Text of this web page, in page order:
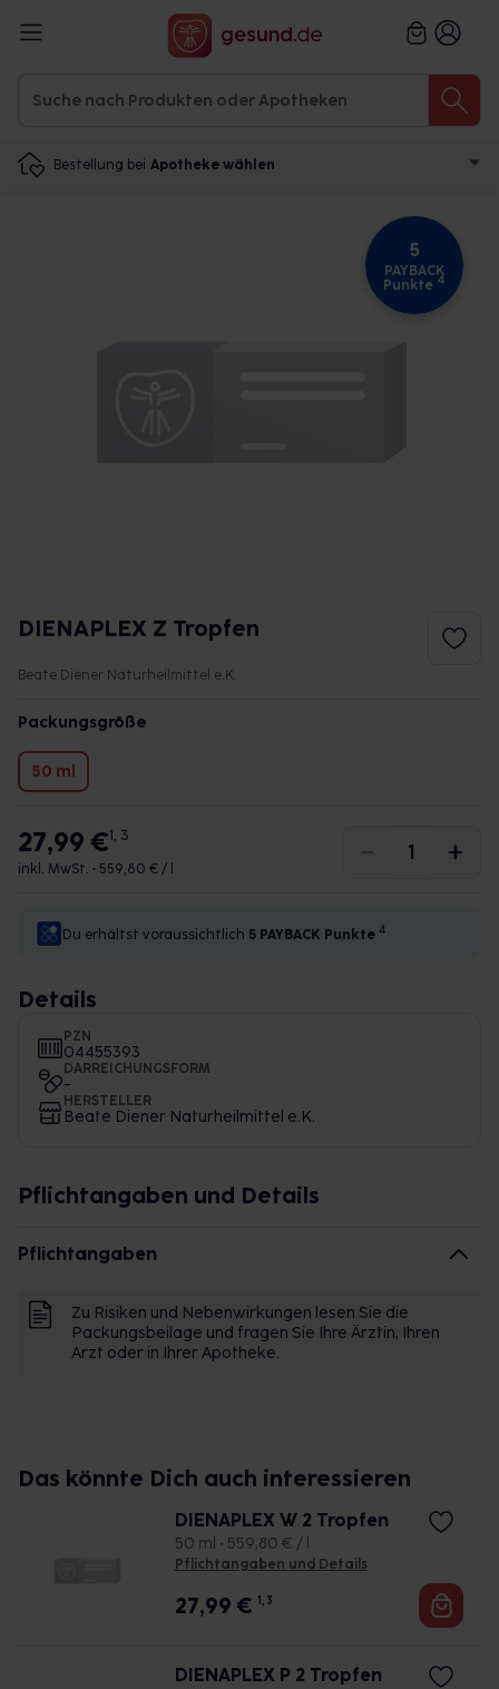
Bestellung bei Apotheke wählen
5
PAYBACK
Punkte 4
DIENAPLEX Z Tropfen
Beate Diener Naturheilmittel e.K.
Packungsgröße
50 ml
27,99 €1, 3
inkl. MwSt. • 559,80 € / l
Du erhältst voraussichtlich 5 PAYBACK Punkte 4
Details
PZN
04455393
DARREICHUNGSFORM
-
HERSTELLER
Beate Diener Naturheilmittel e.K.
Pflichtangaben und Details
Pflichtangaben
Zu Risiken und Nebenwirkungen lesen Sie die
Packungsbeilage und fragen Sie Ihre Ärztin, Ihren
Arzt oder in Ihrer Apotheke.
Das könnte Dich auch interessieren
DIENAPLEX W 2 Tropfen
50 ml • 559,80 € / l
Pflichtangaben und Details
27,99 € 1, 3
DIENAPLEX P 2 Tropfen